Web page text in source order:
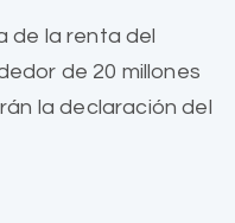
de la renta del
de 20 millones
la declaración del